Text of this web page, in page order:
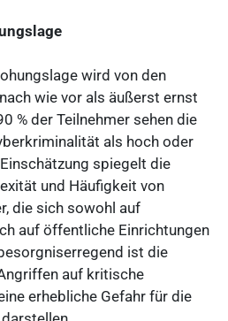
wird von den
wie vor als äußerst ernst
% der Teilnehmer sehen die
als hoch oder
spiegelt die
und Häufigkeit von
die sich sowohl auf
auf öffentliche Einrichtungen
ist die
auf kritische
erhebliche Gefahr für die